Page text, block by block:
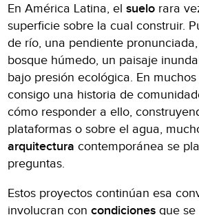
En América Latina, elsuelo rara
superficie sobre la cual construir.
de río, una pendiente
bosque húmedo, un paisaje
bajo presión ecológica. En
consigo una historia de
cómo responder a ello,
plataformas o sobre el agua,
arquitectura contemporánea se
preguntas.
Estos proyectos continúan esa
involucran concondiciones que se